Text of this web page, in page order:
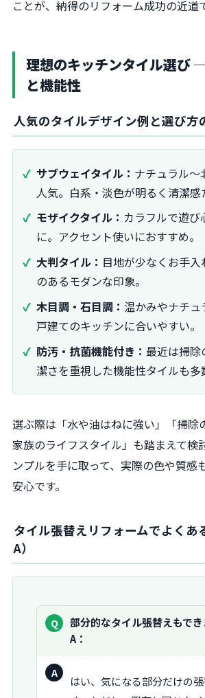
ことが、納得のリフォーム成功の近道
理想のキッチンタイル選び
と機能性
人気のタイルデザイン例と選び方
サブウェイタイル： ナチュラル～
人気。白系・淡色が明るく清潔感
モザイクタイル： カラフルで遊
に。アクセント使いにおすすめ。
大判タイル： 目地が少なくお手
のあるモダンな印象。
木目調・石目調： 温かみやナチュ
戸建てのキッチンに合いやすい。
防汚・抗菌機能付き： 最近は掃
潔さを重視した機能性タイルも多
選ぶ際は「水や油はねに強い」「掃除
家族のライフスタイル」も踏まえて検
ンプルを手に取って、実際の色や質感
安心です。
タイル張替えリフォームでよくあ
A）
質
問：
部分的なタイル張替えもでき
A：
はい、気になる部分だけの